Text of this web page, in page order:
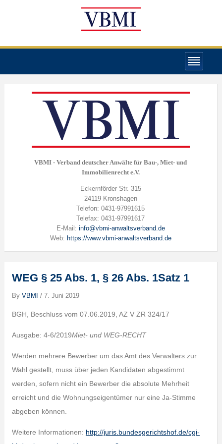
VBMI - Verband deutscher Anwälte für Bau-, Miet- und
Immobilienrecht e.V.
Eckernförder Str. 315
24119 Kronshagen
Telefon: 0431-97991615
Telefax: 0431-97991617
E-Mail: info@vbmi-anwaltsverband.de
Web: https://www.vbmi-anwaltsverband.de
WEG § 25 Abs. 1, § 26 Abs. 1Satz 1
By VBMI / 7. Juni 2019
BGH, Beschluss vom 07.06.2019, AZ V ZR 324/17
Ausgabe: 4-6/2019Miet- und WEG-RECHT
Werden mehrere Bewerber um das Amt des Verwalters zur
Wahl gestellt, muss über jeden Kandidaten abgestimmt
werden, sofern nicht ein Bewerber die absolute Mehrheit
erreicht und die Wohnungseigentümer nur eine Ja-Stimme
abgeben können.
Weitere Informationen: http://juris.bundesgerichtshof.de/cgi-